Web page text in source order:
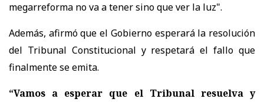
megarreforma no va a tener sino que ver la luz".
Además, afirmó que el Gobierno esperará la resolución
del Tribunal Constitucional y respetará el fallo que
finalmente se emita.
“Vamos a esperar que el Tribunal resuelva y